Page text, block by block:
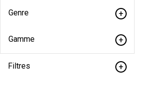
Genre
Gamme
Filtres